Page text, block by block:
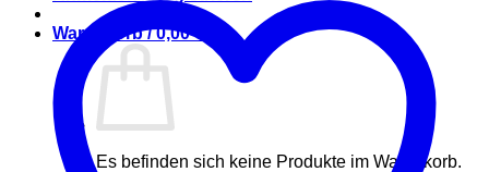
Warenkorb /0,00€
Es befinden sich keine Produkte im Warenkorb.